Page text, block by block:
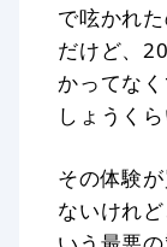
で呟かれ
だけど、
かってな
しょうく
その体験
ないけれ